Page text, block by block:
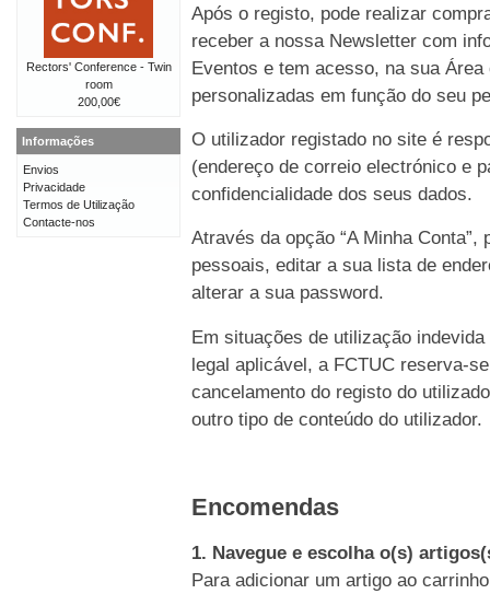
Após o registo, pode realizar
receber a nossa Newsletter com
Eventos e tem acesso, na sua
personalizadas em função do seu
O utilizador registado no site é
(endereço de correio electrónico e
confidencialidade dos seus dados.
Através da opção “A Minha
pessoais, editar a sua lista de
alterar a sua password.
Em situações de utilização
legal aplicável, a FCTUC reserva-
cancelamento do registo do
outro tipo de conteúdo do utilizador.
Encomendas
1. Navegue e escolha o(s)
Para adicionar um artigo ao
Rectors' Conference - Twin
room
200,00€
Informações
Envios
Privacidade
Termos de Utilização
Contacte-nos